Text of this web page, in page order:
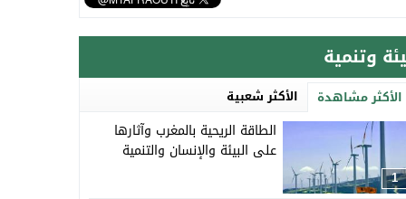
وتنمية
الأكثر مشاهدة الأكثر شعبية
1
الطاقة الريحية بالمغرب وآثارها
على البيئة والإنسان والتنمية